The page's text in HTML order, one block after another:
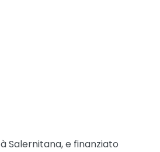
Salernitana, e finanziato